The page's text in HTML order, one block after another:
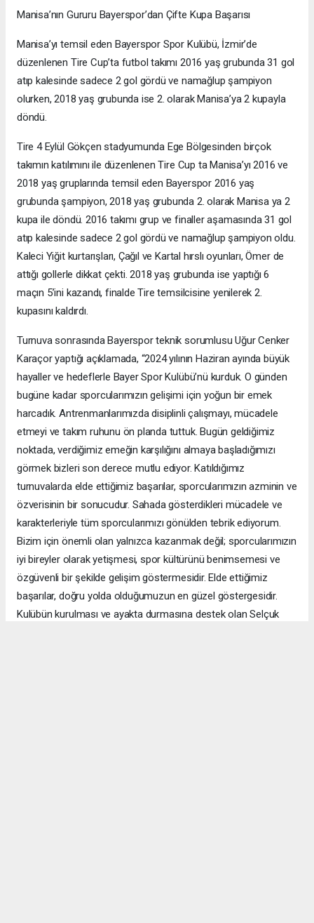
Manisa’nın Gururu Bayerspor’dan Çifte Kupa Başarısı
Manisa’yı temsil eden Bayerspor Spor Kulübü, İzmir’de
düzenlenen Tire Cup’ta futbol takımı 2016 yaş grubunda 31 gol
atıp kalesinde sadece 2 gol gördü ve namağlup şampiyon
olurken, 2018 yaş grubunda ise 2. olarak Manisa’ya 2 kupayla
döndü.
Tire 4 Eylül Gökçen stadyumunda Ege Bölgesinden birçok
takımın katılımını ile düzenlenen Tire Cup ta Manisa’yı 2016 ve
2018 yaş gruplarında temsil eden Bayerspor 2016 yaş
grubunda şampiyon, 2018 yaş grubunda 2. olarak Manisa ya 2
kupa ile döndü. 2016 takımı grup ve finaller aşamasında 31 gol
atıp kalesinde sadece 2 gol gördü ve namağlup şampiyon oldu.
Kaleci Yiğit kurtarışları, Çağıl ve Kartal hırslı oyunları, Ömer de
attığı gollerle dikkat çekti. 2018 yaş grubunda ise yaptığı 6
maçın 5’ini kazandı, finalde Tire temsilcisine yenilerek 2.
kupasını kaldırdı.
Turnuva sonrasında Bayerspor teknik sorumlusu Uğur Cenker
Karaçor yaptığı açıklamada, “2024 yılının Haziran ayında büyük
hayaller ve hedeflerle Bayer Spor Kulübü’nü kurduk. O günden
bugüne kadar sporcularımızın gelişimi için yoğun bir emek
harcadık. Antrenmanlarımızda disiplinli çalışmayı, mücadele
etmeyi ve takım ruhunu ön planda tuttuk. Bugün geldiğimiz
noktada, verdiğimiz emeğin karşılığını almaya başladığımızı
görmek bizleri son derece mutlu ediyor. Katıldığımız
turnuvalarda elde ettiğimiz başarılar, sporcularımızın azminin ve
özverisinin bir sonucudur. Sahada gösterdikleri mücadele ve
karakterleriyle tüm sporcularımızı gönülden tebrik ediyorum.
Bizim için önemli olan yalnızca kazanmak değil; sporcularımızın
iyi bireyler olarak yetişmesi, spor kültürünü benimsemesi ve
özgüvenli bir şekilde gelişim göstermesidir. Elde ettiğimiz
başarılar, doğru yolda olduğumuzun en güzel göstergesidir.
Kulübün kurulması ve ayakta durmasına destek olan Selçuk